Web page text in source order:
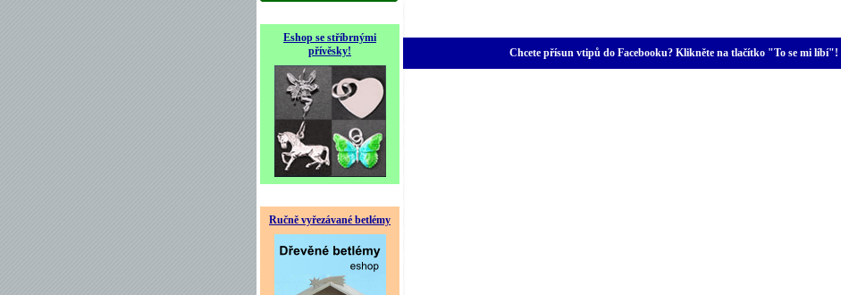
Eshop se stříbrnými
přívěsky!
Ručně vyřezávané betlémy
Chcete přísun vtipů do Facebooku? Klikněte na tlačítko "To se mi líbí"!